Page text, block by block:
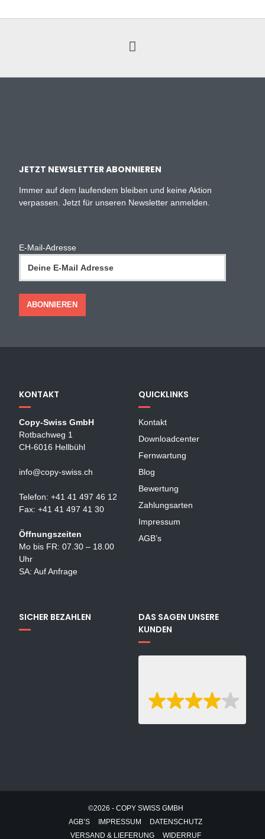
JETZT NEWSLETTER ABONNIEREN
Immer auf dem laufendem bleiben und keine Aktion
verpassen. Jetzt für unseren Newsletter anmelden.
E-Mail-Adresse
KONTAKT
Copy-Swiss GmbH
Rotbachweg 1
CH-6016 Hellbühl
info@copy-swiss.ch
Telefon: +41 41 497 46 12
Fax: +41 41 497 41 30
Öffnungszeiten
Mo bis FR: 07.30 – 18.00
Uhr
SA: Auf Anfrage
QUICKLINKS
Kontakt
Downloadcenter
Fernwartung
Blog
Bewertung
Zahlungsarten
Impressum
AGB’s
SICHER BEZAHLEN
DAS SAGEN UNSERE
KUNDEN
©2026 - COPY SWISS GMBH
AGB’S
IMPRESSUM
DATENSCHUTZ
VERSAND & LIEFERUNG
WIDERRUF